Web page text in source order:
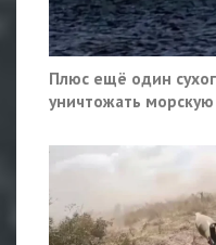
Плюс ещё один
уничтожать